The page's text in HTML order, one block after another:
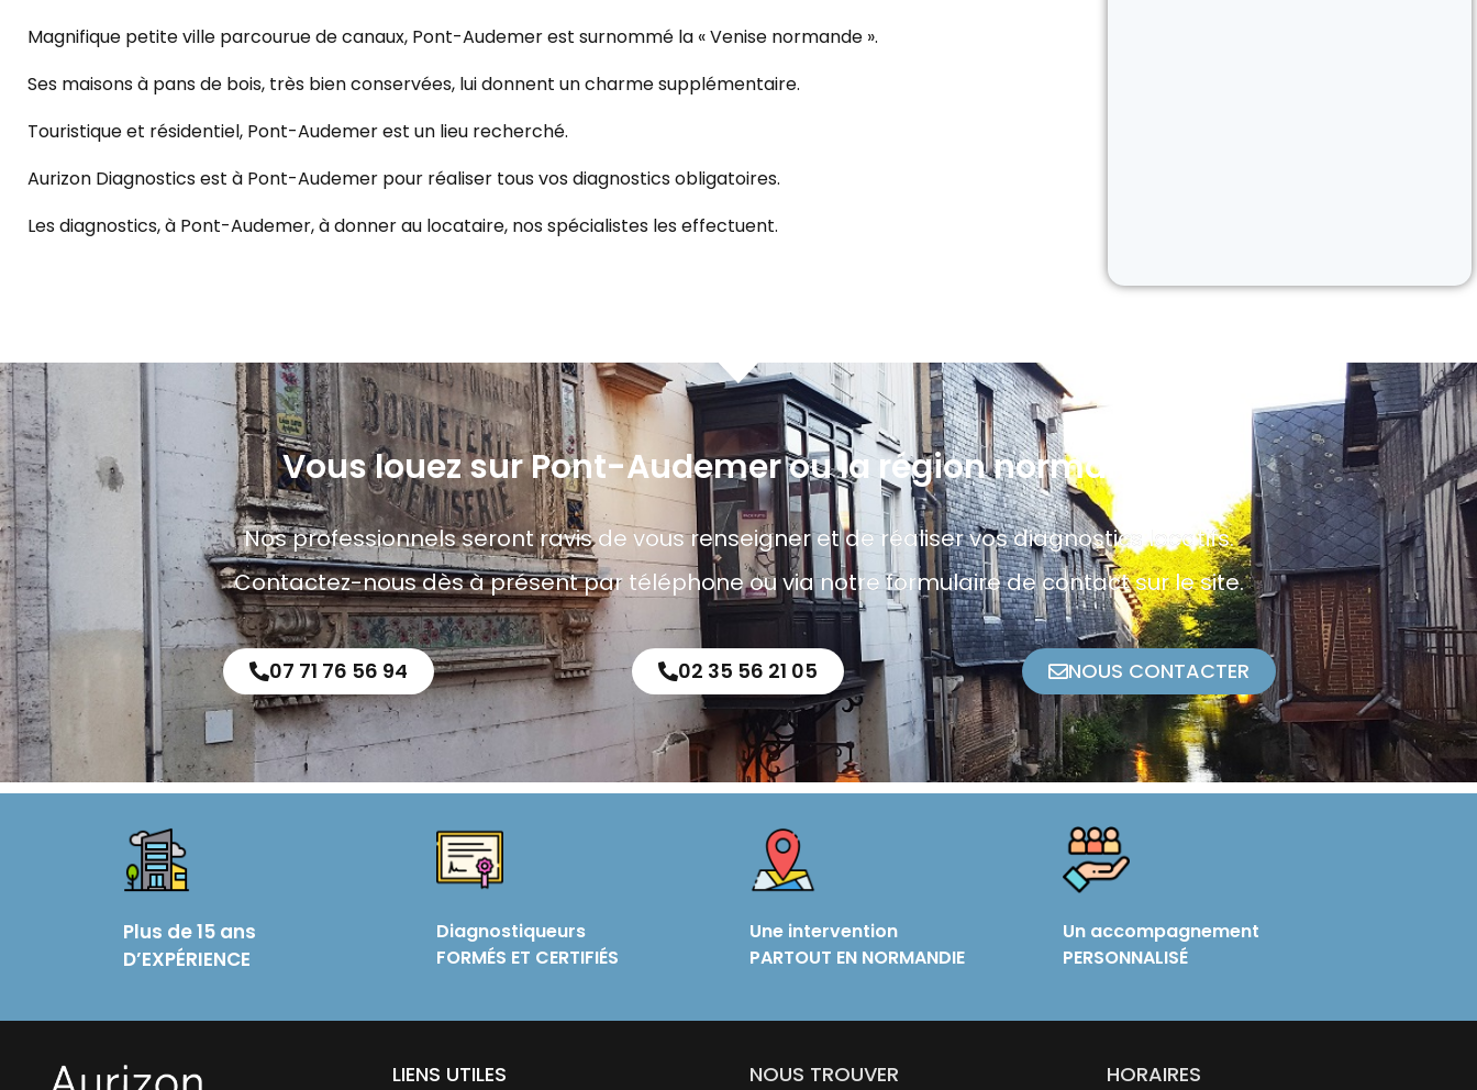
Magnifique petite ville parcourue de canaux, Pont-Audemer est surnommé la « Venise normande ».
Ses maisons à pans de bois, très bien conservées, lui donnent un charme supplémentaire.
Touristique et résidentiel, Pont-Audemer est un lieu recherché.
Aurizon Diagnostics est à Pont-Audemer pour réaliser tous vos diagnostics obligatoires.
Les diagnostics, à Pont-Audemer, à donner au locataire, nos spécialistes les effectuent.
Vous louez sur Pont-Audemer ou la région normande ?
Nos professionnels seront ravis de vous renseigner et de réaliser vos diagnostics locatifs.
Contactez-nous dès à présent par téléphone ou via notre formulaire de contact sur le site.
07 71 76 56 94 02 35 56 21 05 NOUS CONTACTER
Plus de 15 ans
D’EXPÉRIENCE
Diagnostiqueurs
FORMÉS ET CERTIFIÉS
Une intervention
PARTOUT EN NORMANDIE
Un accompagnement
PERSONNALISÉ
LIENS UTILES NOUS TROUVER HORAIRES